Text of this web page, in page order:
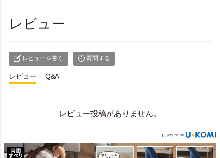
レビュー
レビューを書く 質問する
レビュー Q&A
レビュー投稿がありません。